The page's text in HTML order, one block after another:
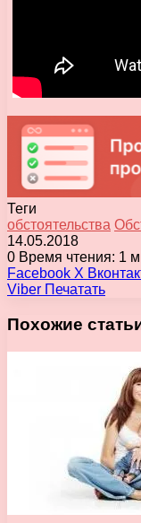
Теги
обстоятельства
14.05.2018
0 Время чтения: 1
Facebook X
Viber Печатать
Похожие